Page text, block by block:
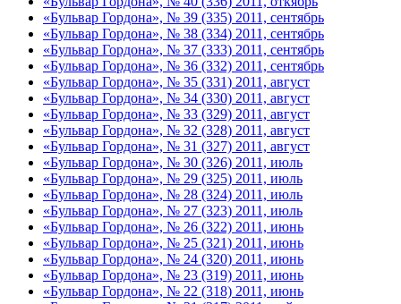
«Бульвар Гордона», № 39 (335) 2011, сентябрь
«Бульвар Гордона», № 38 (334) 2011, сентябрь
«Бульвар Гордона», № 37 (333) 2011, сентябрь
«Бульвар Гордона», № 36 (332) 2011, сентябрь
«Бульвар Гордона», № 35 (331) 2011, август
«Бульвар Гордона», № 34 (330) 2011, август
«Бульвар Гордона», № 33 (329) 2011, август
«Бульвар Гордона», № 32 (328) 2011, август
«Бульвар Гордона», № 31 (327) 2011, август
«Бульвар Гордона», № 30 (326) 2011, июль
«Бульвар Гордона», № 29 (325) 2011, июль
«Бульвар Гордона», № 28 (324) 2011, июль
«Бульвар Гордона», № 27 (323) 2011, июль
«Бульвар Гордона», № 26 (322) 2011, июнь
«Бульвар Гордона», № 25 (321) 2011, июнь
«Бульвар Гордона», № 24 (320) 2011, июнь
«Бульвар Гордона», № 23 (319) 2011, июнь
«Бульвар Гордона», № 22 (318) 2011, июнь